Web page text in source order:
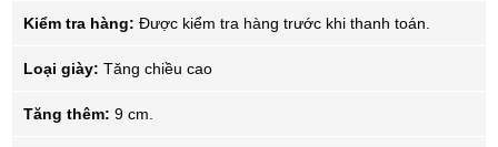
Kiểm tra hàng: Được kiểm tra hàng trước khi thanh toán.
Loại giày: Tăng chiều cao
Tăng thêm: 9 cm.